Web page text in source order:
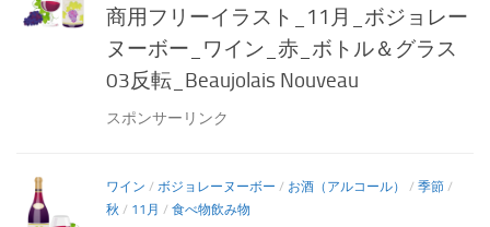
商用フリーイラスト_11月_ボジョレー
ヌーボー_ワイン_赤_ボトル＆グラス
03反転_Beaujolais Nouveau
スポンサーリンク
ワイン / ボジョレーヌーボー / お酒（アルコール） / 季節 /
秋 / 11月 / 食べ物飲み物